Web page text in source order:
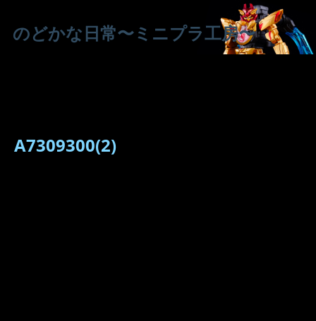
のどかな日常〜ミニプラ工房〜
A7309300(2)